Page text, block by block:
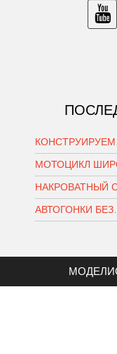
МОТОЦИКЛ
НАКРОВАТНЫЙ
АВТОГОНКИ